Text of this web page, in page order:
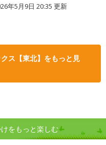
年5月9日 20:35 更新
ス【東北】をもっと見
をもっと楽しむ